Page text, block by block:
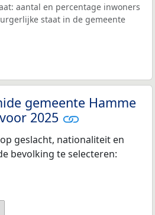
aantal en percentage inwoners
staat in de gemeente
gemeente Hamme
2025
geslacht, nationaliteit en
bevolking te selecteren: